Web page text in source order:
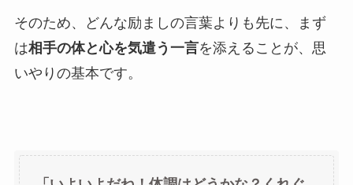
そのため、どんな励ましの言葉よりも先に、まず
は相手の体と心を気遣う一言を添えることが、思
いやりの基本です。